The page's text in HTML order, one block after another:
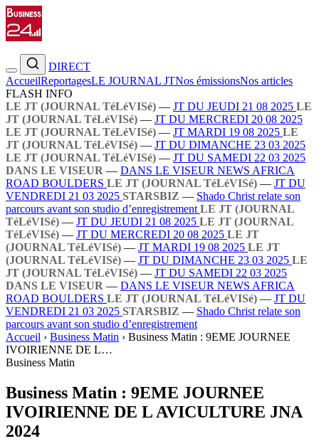
DIRECT
AccueilReportagesLE JOURNAL JTNos émissionsNos articles
FLASH INFO
LE JT (JOURNAL TéLéVISé) — JT DU JEUDI 21 08 2025 LE
JT (JOURNAL TéLéVISé) — JT DU MERCREDI 20 08 2025
LE JT (JOURNAL TéLéVISé) — JT MARDI 19 08 2025 LE
JT (JOURNAL TéLéVISé) — JT DU DIMANCHE 23 03 2025
LE JT (JOURNAL TéLéVISé) — JT DU SAMEDI 22 03 2025
DANS LE VISEUR — DANS LE VISEUR NEWS AFRICA
ROAD BOULDERS LE JT (JOURNAL TéLéVISé) — JT DU
VENDREDI 21 03 2025 STARSBIZ — Shado Christ relate son
parcours avant son studio d’enregistrement LE JT (JOURNAL
TéLéVISé) — JT DU JEUDI 21 08 2025 LE JT (JOURNAL
TéLéVISé) — JT DU MERCREDI 20 08 2025 LE JT
(JOURNAL TéLéVISé) — JT MARDI 19 08 2025 LE JT
(JOURNAL TéLéVISé) — JT DU DIMANCHE 23 03 2025 LE
JT (JOURNAL TéLéVISé) — JT DU SAMEDI 22 03 2025
DANS LE VISEUR — DANS LE VISEUR NEWS AFRICA
ROAD BOULDERS LE JT (JOURNAL TéLéVISé) — JT DU
VENDREDI 21 03 2025 STARSBIZ — Shado Christ relate son
parcours avant son studio d’enregistrement
Accueil › Business Matin › Business Matin : 9EME JOURNEE
IVOIRIENNE DE L…
Business Matin
Business Matin : 9EME JOURNEE
IVOIRIENNE DE L AVICULTURE JNA
2024